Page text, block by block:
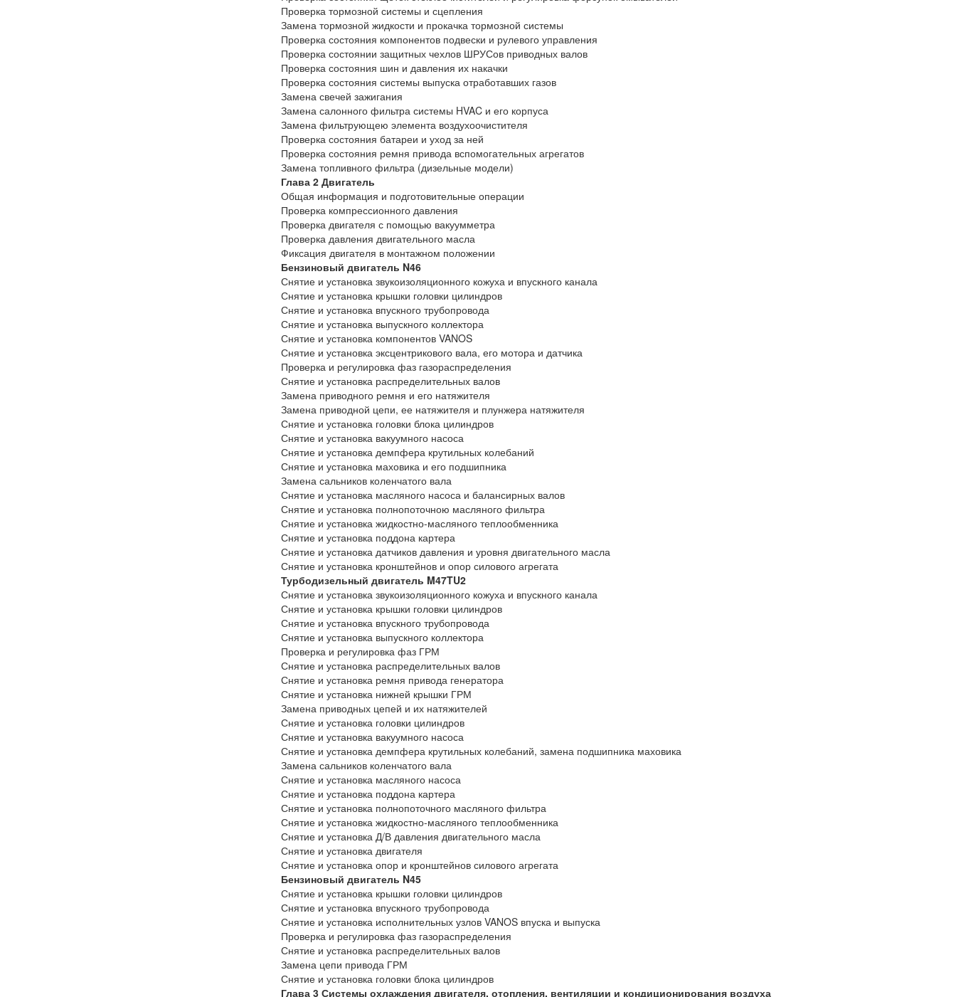
Проверка тормозной системы и сцепления
Замена тормозной жидкости и прокачка тормозной системы
Проверка состояния компонентов подвески и рулевого управления
Проверка состоянии защитных чехлов ШРУСов приводных валов
Проверка состояния шин и давления их накачки
Проверка состояния системы выпуска отработавших газов
Замена свечей зажигания
Замена салонного фильтра системы HVAC и его корпуса
Замена фильтрующею элемента воздухоочистителя
Проверка состояния батареи и уход за ней
Проверка состояния ремня привода вспомогательных агрегатов
Замена топливного фильтра (дизельные модели)
Глава 2 Двигатель
Общая информация и подготовительные операции
Проверка компрессионного давления
Проверка двигателя с помощью вакуумметра
Проверка давления двигательного масла
Фиксация двигателя в монтажном положении
Бензиновый двигатель N46
Снятие и установка звукоизоляционного кожуха и впускного канала
Снятие и установка крышки головки цилиндров
Снятие и установка впускного трубопровода
Снятие и установка выпускного коллектора
Снятие и установка компонентов VANOS
Снятие и установка эксцентрикового вала, его мотора и датчика
Проверка и регулировка фаз газораспределения
Снятие и установка распределительных валов
Замена приводного ремня и его натяжителя
Замена приводной цепи, ее натяжителя и плунжера натяжителя
Снятие и установка головки блока цилиндров
Снятие и установка вакуумного насоса
Снятие и установка демпфера крутильных колебаний
Снятие и установка маховика и его подшипника
Замена сальников коленчатого вала
Снятие и установка масляного насоса и балансирных валов
Снятие и установка полнопоточною масляного фильтра
Снятие и установка жидкостно-масляного теплообменника
Снятие и установка поддона картера
Снятие и установка датчиков давления и уровня двигательного масла
Снятие и установка кронштейнов и опор силового агрегата
Турбодизельный двигатель M47TU2
Снятие и установка звукоизоляционного кожуха и впускного канала
Снятие и установка крышки головки цилиндров
Снятие и установка впускного трубопровода
Снятие и установка выпускного коллектора
Проверка и регулировка фаз ГРМ
Снятие и установка распределительных валов
Снятие и установка ремня привода генератора
Снятие и установка нижней крышки ГРМ
Замена приводных цепей и их натяжителей
Снятие и установка головки цилиндров
Снятие и установка вакуумного насоса
Снятие и установка демпфера крутильных колебаний, замена подшипника маховика
Замена сальников коленчатого вала
Снятие и установка масляного насоса
Снятие и установка поддона картера
Снятие и установка полнопоточного масляного фильтра
Снятие и установка жидкостно-масляного теплообменника
Снятие и установка Д/В давления двигательного масла
Снятие и установка двигателя
Снятие и установка опор и кронштейнов силового агрегата
Бензиновый двигатель N45
Снятие и установка крышки головки цилиндров
Снятие и установка впускного трубопровода
Снятие и установка исполнительных узлов VANOS впуска и выпуска
Проверка и регулировка фаз газораспределения
Снятие и установка распределительных валов
Замена цепи привода ГРМ
Снятие и установка головки блока цилиндров
Глава 3 Системы охлаждения двигателя, отопления, вентиляции и кондиционирования воздуха